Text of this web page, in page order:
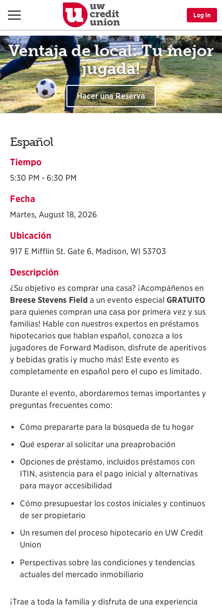
Menu Log In
Ventaja de local: Tu mejor
jugada!
Hacer una Reserva
Español
Tiempo
5:30 PM - 6:30 PM
Fecha
Martes, August 18, 2026
Ubicación
917 E Mifflin St. Gate 6, Madison, WI 53703
Descripción
¿Su objetivo es comprar una casa? ¡Acompáñenos en
Breese Stevens Field a un evento especial GRATUITO
para quienes compran una casa por primera vez y sus
familias! Hable con nuestros expertos en préstamos
hipotecarios que hablan español, conozca a los
jugadores de Forward Madison, disfrute de aperitivos
y bebidas gratis ¡y mucho más! Este evento es
completamente en español pero el cupo es limitado.
Durante el evento, abordaremos temas importantes y
preguntas frecuentes como:
Cómo prepararte para la búsqueda de tu hogar
Qué esperar al solicitar una preaprobación
Opciones de préstamo, incluidos préstamos con
ITIN, asistencia para el pago inicial y alternativas
para mayor accesibilidad
Cómo presupuestar los costos iniciales y continuos
de ser propietario
Un resumen del proceso hipotecario en UW Credit
Union
Perspectivas sobre las condiciones y tendencias
actuales del mercado inmobiliario
¡Trae a toda la familia y disfruta de una experiencia